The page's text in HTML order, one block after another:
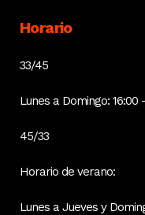
Horario
33/45
Lunes a Domingo: 16:00
45/33
Horario de verano:
Lunes a Jueves y